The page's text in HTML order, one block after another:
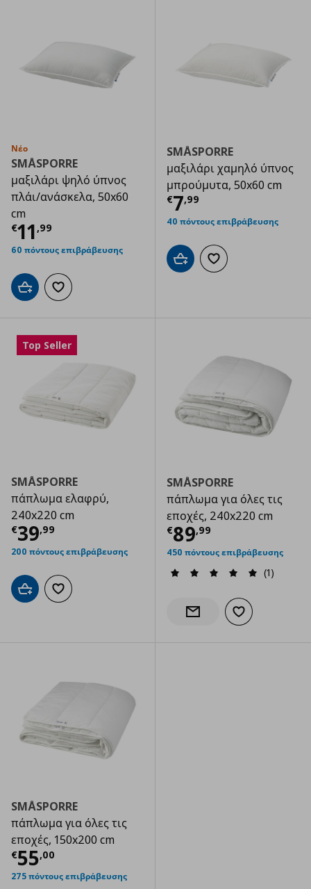
Νέο
SMÅSPORRE
μαξιλάρι ψηλό ύπνος
πλάι/ανάσκελα, 50x60
cm
€11 ,99
Τρέχουσα τιμή € 11,99
60 πόντους επιβράβευσης
Προσθήκη στο καλάθι
Προσθήκη στα αγαπημένα
SMÅSPORRE
μαξιλάρι χαμηλό ύπνος
μπρούμυτα, 50x60 cm
€7,99
Τρέχουσα
40 πόντους επιβράβευσης
Προσθήκη στο καλάθι
Προσθήκη στα
Top Seller
SMÅSPORRE
πάπλωμα ελαφρύ,
240x220 cm
€39,99
Τρέχουσα τιμή € 39,99
200 πόντους επιβράβευσης
Προσθήκη στο καλάθι
Προσθήκη στα αγαπημένα
SMÅSPORRE
πάπλωμα για όλες τις
εποχές, 240x220 cm
€89,99
Τρέχουσα
450 πόντους επιβράβευσης
(1)
Ενημέρωση διαθεσιμότητας
Προσθήκη στα
SMÅSPORRE
πάπλωμα για όλες τις
εποχές, 150x200 cm
€55,00
Τρέχουσα τιμή
275 πόντους επιβράβευσης